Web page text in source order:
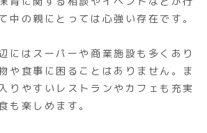
中の親にとっては心強い存在です。
にはスーパーや商業施設も多くあり
や食事に困ることはありません。ま
りやすいレストランやカフェも充実
も楽しめます。